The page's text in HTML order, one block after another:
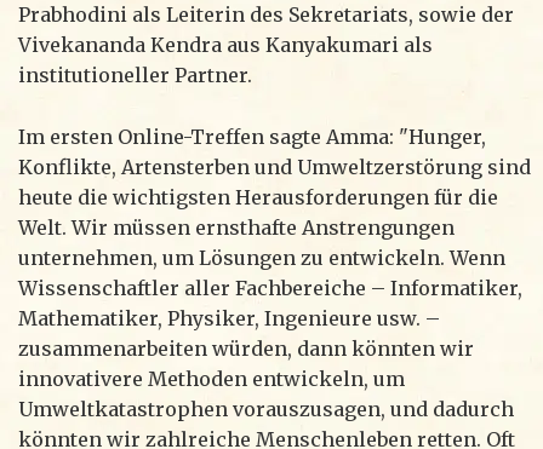
Prabhodini als Leiterin des Sekretariats, sowie der
Vivekananda Kendra aus Kanyakumari als
institutioneller Partner.
Im ersten Online-Treffen sagte Amma: "Hunger,
Konflikte, Artensterben und Umweltzerstörung sind
heute die wichtigsten Herausforderungen für die
Welt. Wir müssen ernsthafte Anstrengungen
unternehmen, um Lösungen zu entwickeln. Wenn
Wissenschaftler aller Fachbereiche – Informatiker,
Mathematiker, Physiker, Ingenieure usw. –
zusammenarbeiten würden, dann könnten wir
innovativere Methoden entwickeln, um
Umweltkatastrophen vorauszusagen, und dadurch
könnten wir zahlreiche Menschenleben retten. Oft